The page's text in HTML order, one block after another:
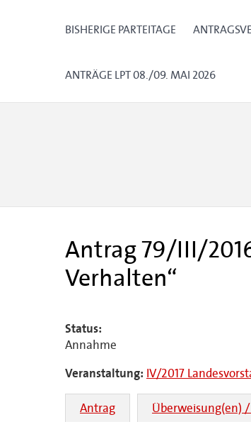
BISHERIGE PARTEITAGE
ANTRÄGE LPT 08./09. MAI 2026
Antrag 79/III/
Verhalten“
Status:
Annahme
Veranstaltung: IV/2017
Antrag Überweisung(en)